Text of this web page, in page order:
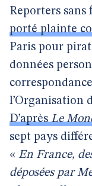
Reporters
porté plainte
Paris pour
données
l’Organisation
D’aprèsLe
sept pays
« En France,
déposées par